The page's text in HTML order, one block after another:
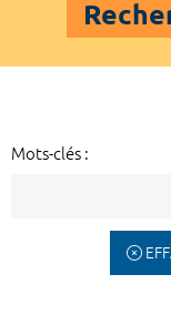
Mots-clés :